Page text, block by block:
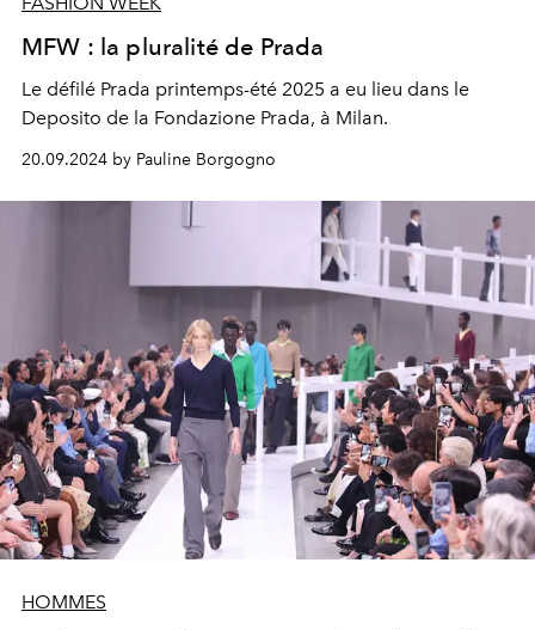
MFW : la pluralité de Prada
Le défilé Prada printemps-été 2025 a eu lieu dans le
Deposito de la Fondazione Prada, à Milan.
20.09.2024 by Pauline Borgogno
HOMMES